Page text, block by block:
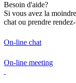
Besoin d'aide?
Si vous avez la
chat ou prendre
On-line chat
On-line meeting